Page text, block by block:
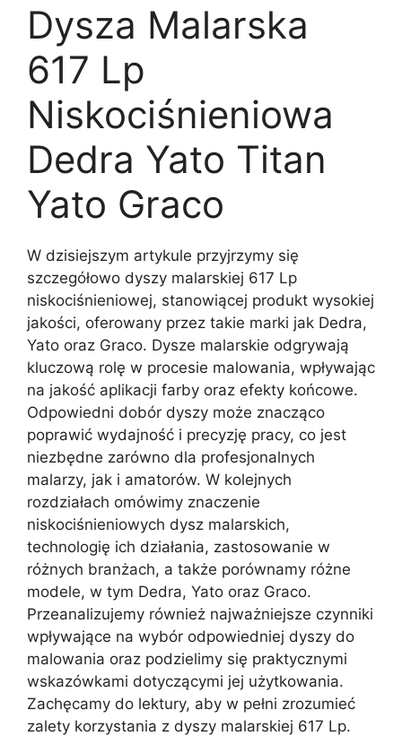
Dysza Malarska
617 Lp
Niskociśnieniowa
Dedra Yato Titan
Yato Graco
W dzisiejszym artykule przyjrzymy się
szczegółowo dyszy malarskiej 617 Lp
niskociśnieniowej, stanowiącej produkt wysokiej
jakości, oferowany przez takie marki jak Dedra,
Yato oraz Graco. Dysze malarskie odgrywają
kluczową rolę w procesie malowania, wpływając
na jakość aplikacji farby oraz efekty końcowe.
Odpowiedni dobór dyszy może znacząco
poprawić wydajność i precyzję pracy, co jest
niezbędne zarówno dla profesjonalnych
malarzy, jak i amatorów. W kolejnych
rozdziałach omówimy znaczenie
niskociśnieniowych dysz malarskich,
technologię ich działania, zastosowanie w
różnych branżach, a także porównamy różne
modele, w tym Dedra, Yato oraz Graco.
Przeanalizujemy również najważniejsze czynniki
wpływające na wybór odpowiedniej dyszy do
malowania oraz podzielimy się praktycznymi
wskazówkami dotyczącymi jej użytkowania.
Zachęcamy do lektury, aby w pełni zrozumieć
zalety korzystania z dyszy malarskiej 617 Lp.